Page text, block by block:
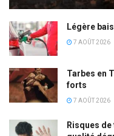
Légère
7 AOÛT 2026
Tarbes en
forts
7 AOÛT 2026
Risques